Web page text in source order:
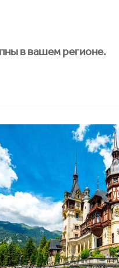
в вашем регионе.